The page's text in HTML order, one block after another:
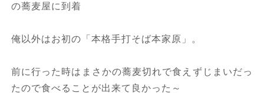
の蕎麦屋に到着
俺以外はお初の「本格手打そば本家原」。
前に行った時はまさかの蕎麦切れで食えずじまいだっ
たので食べることが出来て良かった～